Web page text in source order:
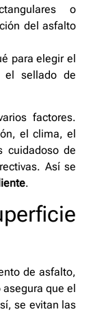
o
del asfalto
para elegir el
el sellado de
factores.
el clima, el
cuidadoso de
Así se
.
de asfalto,
que el
se evitan las